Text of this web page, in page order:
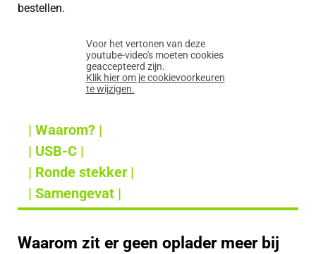
bestellen.
Voor het vertonen van deze
youtube-video's moeten cookies
geaccepteerd zijn.
Klik hier om je cookievoorkeuren
te wijzigen.
| Waarom? |
| USB-C |
| Ronde stekker |
| Samengevat |
Waarom zit er geen oplader meer bij